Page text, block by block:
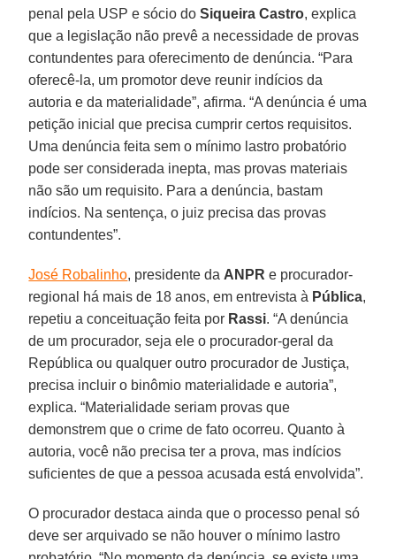
penal pela USP e sócio doSiqueira Castro, explica
que a legislação não prevê a necessidade de provas
contundentes para oferecimento de denúncia. “Para
oferecê-la, um promotor deve reunir indícios da
autoria e da materialidade”, afirma. “A denúncia é uma
petição inicial que precisa cumprir certos requisitos.
Uma denúncia feita sem o mínimo lastro probatório
pode ser considerada inepta, mas provas materiais
não são um requisito. Para a denúncia, bastam
indícios. Na sentença, o juiz precisa das provas
contundentes”.
José Robalinho, presidente da ANPR e procurador-
regional há mais de 18 anos, em entrevista à Pública,
repetiu a conceituação feita por Rassi. “A denúncia
de um procurador, seja ele o procurador-geral da
República ou qualquer outro procurador de Justiça,
precisa incluir o binômio materialidade e autoria”,
explica. “Materialidade seriam provas que
demonstrem que o crime de fato ocorreu. Quanto à
autoria, você não precisa ter a prova, mas indícios
suficientes de que a pessoa acusada está envolvida”.
O procurador destaca ainda que o processo penal só
deve ser arquivado se não houver o mínimo lastro